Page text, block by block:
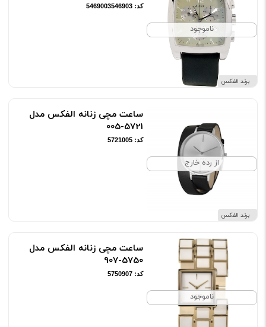
ناموجود
برند الفکس
کد: 5469003546903
از رده خارج
برند الفکس
ساعت مچی زنانه الفکس مدل
5721-005
کد: 5721005
ناموجود
ساعت مچی زنانه الفکس مدل
5750-907
کد: 5750907